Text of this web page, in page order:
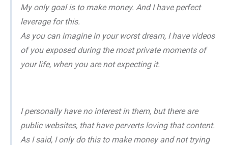
My only goal is to make money. And I have perfect
leverage for this.
As you can imagine in your worst dream, I have videos
of you exposed during the most private moments of
your life, when you are not expecting it.
I personally have no interest in them, but there are
public websites, that have perverts loving that content.
As I said, I only do this to make money and not trying